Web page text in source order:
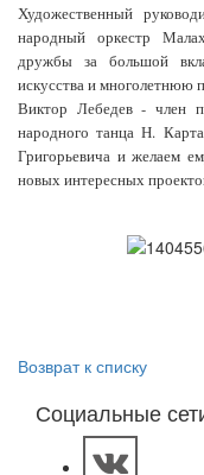
Художественный
народный оркестр
дружбы за большой
искусства и многолетнюю
Виктор Лебедев - член
народного танца Н.
Григорьевича и желаем
новых интересных
Возврат к списку
Социальные